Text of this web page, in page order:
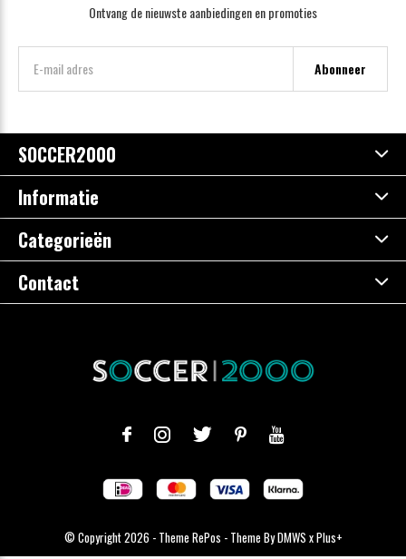
Ontvang de nieuwste aanbiedingen en promoties
Abonneer
SOCCER2000
Informatie
Categorieën
Contact
© Copyright2026 - Theme RePos - Theme ByDMWS xPlus+